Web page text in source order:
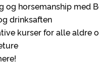
og horsemanship med
drinksaften
kurser for alle aldre